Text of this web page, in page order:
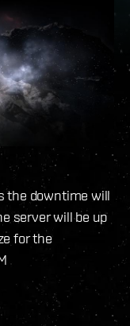
the downtime will
server will be up
for the